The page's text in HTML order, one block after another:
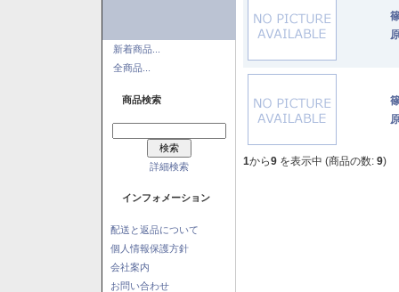
新着商品...
全商品...
商品検索
詳細検索
インフォメーション
配送と返品について
個人情報保護方針
会社案内
お問い合わせ
1から9 を表示中 (商品の数: 9)